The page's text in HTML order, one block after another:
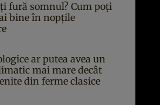
fură somnul? Cum poți
bine în nopțile
ar putea avea un
mai mare decât
din ferme clasice